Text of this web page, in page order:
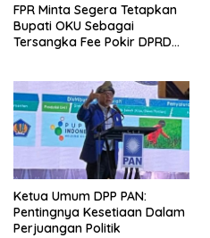
FPR Minta Segera Tetapkan
Bupati OKU Sebagai
Tersangka Fee Pokir DPRD
Ketua Umum DPP PAN:
Pentingnya Kesetiaan Dalam
Perjuangan Politik